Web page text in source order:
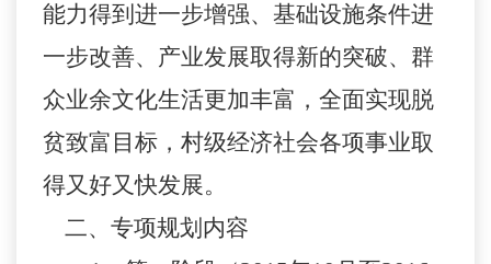
能力得到进一步增强、基础设施条件进
一步改善、产业发展取得新的突破、群
众业余文化生活更加丰富，全面实现脱
贫致富目标，村级经济社会各项事业取
得又好又快发展。
二、专项规划内容